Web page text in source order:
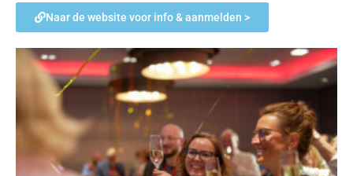
Naar de website voor info & aanmelden >